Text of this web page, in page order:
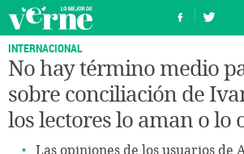
INTERNACIONAL
No hay término medio
sobre conciliación de
los lectores lo aman o lo
Las opiniones de los usuarios de